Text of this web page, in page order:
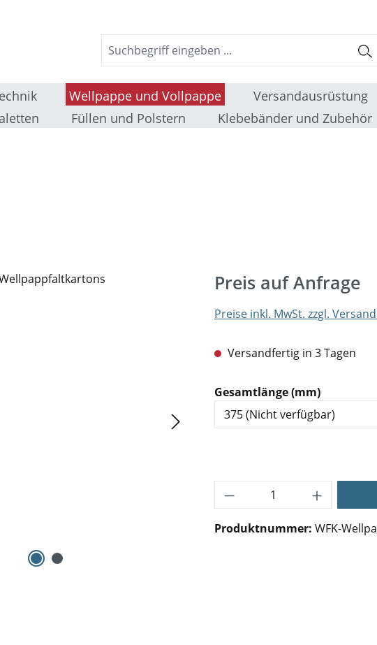
Wellpappe und Vollpappe Versandausrüstung
Füllen und Polstern Klebebänder und Zubehör
Preis auf Anfrage
Preise inkl. MwSt. zzgl.
Versandfertig in 3 Tagen
Gesamtlänge (mm)auswählen
Produkt Anzahl:
Produktnummer: WFK-